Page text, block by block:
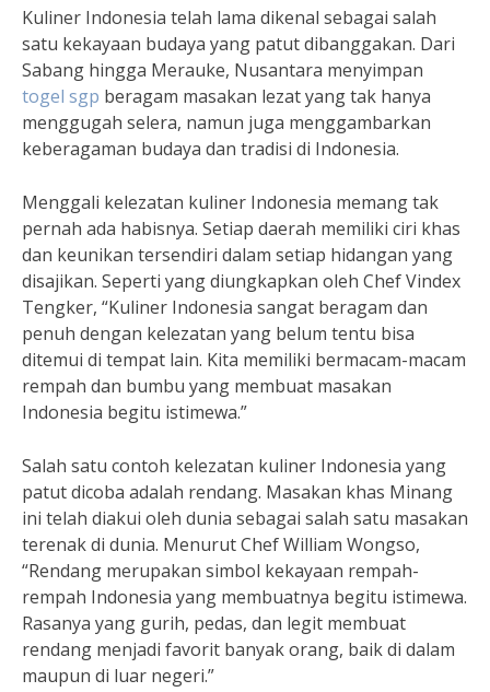
Kuliner Indonesia telah lama dikenal sebagai salah
satu kekayaan budaya yang patut dibanggakan. Dari
Sabang hingga Merauke, Nusantara menyimpan
togel sgp beragam masakan lezat yang tak hanya
menggugah selera, namun juga menggambarkan
keberagaman budaya dan tradisi di Indonesia.
Menggali kelezatan kuliner Indonesia memang tak
pernah ada habisnya. Setiap daerah memiliki ciri khas
dan keunikan tersendiri dalam setiap hidangan yang
disajikan. Seperti yang diungkapkan oleh Chef Vindex
Tengker, “Kuliner Indonesia sangat beragam dan
penuh dengan kelezatan yang belum tentu bisa
ditemui di tempat lain. Kita memiliki bermacam-macam
rempah dan bumbu yang membuat masakan
Indonesia begitu istimewa.”
Salah satu contoh kelezatan kuliner Indonesia yang
patut dicoba adalah rendang. Masakan khas Minang
ini telah diakui oleh dunia sebagai salah satu masakan
terenak di dunia. Menurut Chef William Wongso,
“Rendang merupakan simbol kekayaan rempah-
rempah Indonesia yang membuatnya begitu istimewa.
Rasanya yang gurih, pedas, dan legit membuat
rendang menjadi favorit banyak orang, baik di dalam
maupun di luar negeri.”